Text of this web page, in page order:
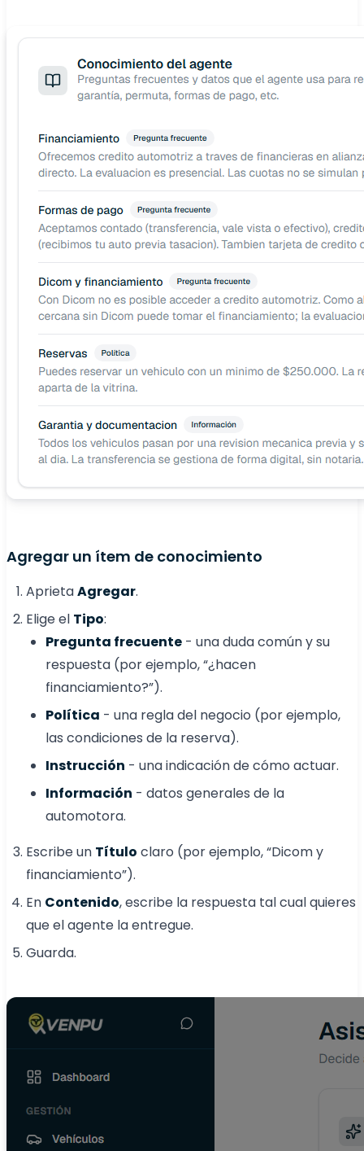
Agregar un ítem de conocimiento
AprietaAgregar.
Elige el Tipo:
Pregunta frecuente - una duda común y su
respuesta (por ejemplo, “¿hacen
financiamiento?”).
Política - una regla del negocio (por ejemplo,
las condiciones de la reserva).
Instrucción - una indicación de cómo actuar.
Información - datos generales de la
automotora.
Escribe un Título claro (por ejemplo, “Dicom y
financiamiento”).
En Contenido, escribe la respuesta tal cual quieres
que el agente la entregue.
Guarda.